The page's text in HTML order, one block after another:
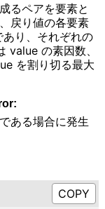
るペアを要素と
戻り値の各要素
り、それぞれの
value の素因数、
を割り切る最大
ある場合に発生